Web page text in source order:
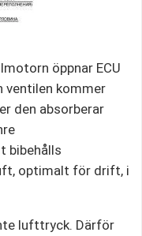
öppnar ECU
ventilen kommer
den absorberar
bibehålls
optimalt för drift, i
lufttryck. Därför